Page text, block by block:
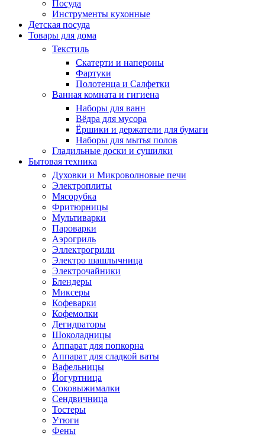
Посуда
Инструменты кухонные
Детская посуда
Товары для дома
Текстиль
Скатерти и напероны
Фартуки
Полотенца и Салфетки
Ванная комната и гигиена
Наборы для ванн
Вёдра для мусора
Ёршики и держатели для бумаги
Наборы для мытья полов
Гладильные доски и сушилки
Бытовая техника
Духовки и Микроволновые печи
Электроплиты
Мясорубка
Фритюрницы
Мультиварки
Пароварки
Аэрогриль
Эллектрогрили
Электро шашлычница
Электрочайники
Блендеры
Миксеры
Кофеварки
Кофемолки
Дегидраторы
Шоколадницы
Аппарат для попкорна
Аппарат для сладкой ваты
Вафельницы
Йогуртница
Соковыжималки
Сендвичница
Тостеры
Утюги
Фены